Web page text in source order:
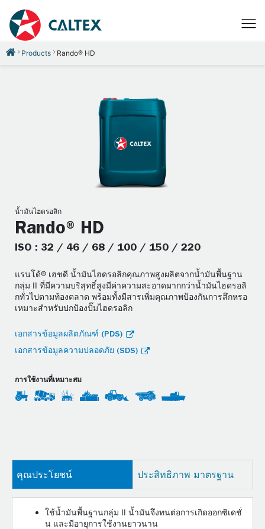
Products Rando® HD
น้ำมันไฮดรอลิก
Rando® HD
ISO : 32 / 46 / 68 / 100 / 150 / 220
แรนโด้® เฮชดี น้ำมันไฮดรอลิกคุณภาพสูงผลิตจากน้ำมันพื้นฐาน
กลุ่ม II ที่มีความบริสุทธิ์สูงมีค่าความสะอาดมากกว่าน้ำมันไฮดรอลิ
กทั่วไปตามท้องตลาด พร้อมทั้งมีสารเพิ่มคุณภาพป้องกันการสึกหรอ
เหมาะสำหรับปกป้องปั๊มไฮดรอลิก
เอกสารข้อมูลผลิตภัณฑ์ (PDS)
เอกสารข้อมูลความปลอดภัย (SDS)
การใช้งานที่เหมาะสม
คุณประโยชน์ ประสิทธิภาพ มาตรฐาน
ใช้น้ำมันพื้นฐานกลุ่ม II น้ำมันจึงทนต่อการเกิดออกซิเดชั่
น และมีอายุการใช้งานยาวนาน